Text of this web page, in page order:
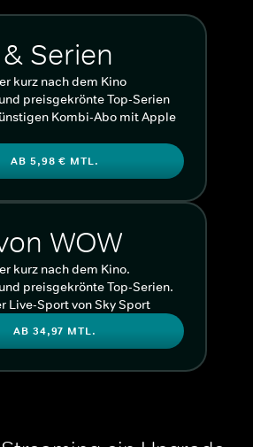
Serien
kurz nach dem Kino
preisgekrönte Top-Serien
Kombi-Abo mit Apple
AB 5,98 € MTL.
WOW
kurz nach dem Kino.
preisgekrönte Top-Serien.
Live-Sport von Sky Sport
AB 34,97 MTL.